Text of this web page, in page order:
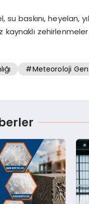
su baskını, heyelan,
#Meteoroloji